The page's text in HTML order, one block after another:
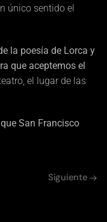
único sentido el
la poesía de Lorca y
que aceptemos el
el lugar de las
San Francisco
Siguiente